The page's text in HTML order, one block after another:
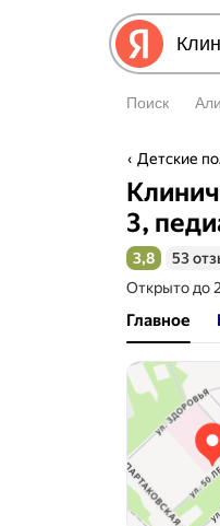
Поиск
Детские
3,
Рейтинг 3,8
3,8 53
Открыто до
Главное